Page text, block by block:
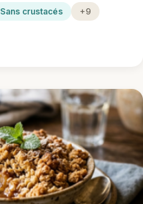
Sans crustacés +9